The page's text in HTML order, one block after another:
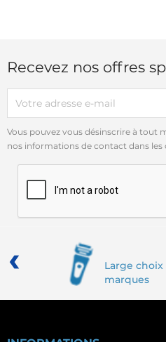
Recevez nos offres
Vous pouvez vous désinscrire à tout
nos informations de contact dans
Large
marques
‹